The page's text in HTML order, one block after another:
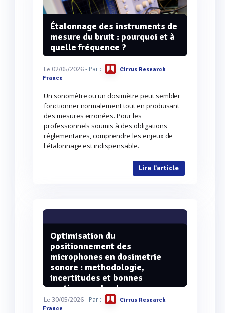
Étalonnage des instruments de
mesure du bruit : pourquoi et à
quelle fréquence ?
Le 02/05/2026- Par :
Cirrus Research
France
Un sonomètre ou un dosimètre peut sembler
fonctionner normalement tout en produisant
des mesures erronées. Pour les
professionnels soumis à des obligations
réglementaires, comprendre les enjeux de
l'étalonnage est indispensable.
Lire l'article
Optimisation du
positionnement des
microphones en dosimetrie
sonore : methodologie,
incertitudes et bonnes
pratiques selon les normes
europeennes
Le 30/05/2026- Par :
Cirrus Research
France